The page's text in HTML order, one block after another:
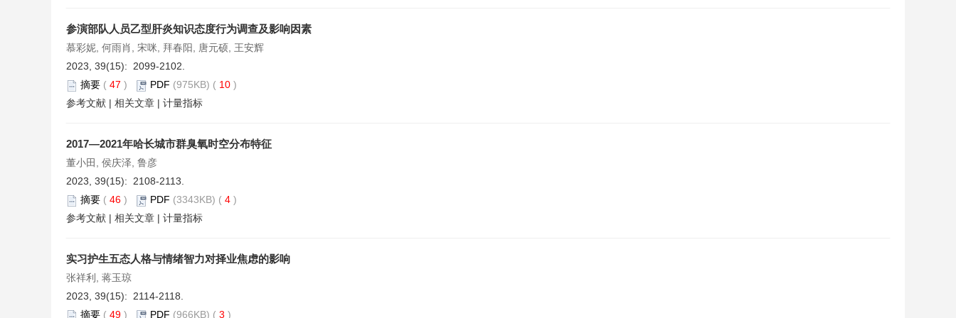
参演部队人员乙型肝炎知识态度行为调查及影响因素
慕彩妮, 何雨肖, 宋咪, 拜春阳, 唐元硕, 王安辉
2023, 39(15): 2099-2102.
摘要 ( 47 ) PDF (975KB) ( 10 )
参考文献 | 相关文章 | 计量指标
2017—2021年哈长城市群臭氧时空分布特征
董小田, 侯庆泽, 鲁彦
2023, 39(15): 2108-2113.
摘要 ( 46 ) PDF (3343KB) ( 4 )
参考文献 | 相关文章 | 计量指标
实习护生五态人格与情绪智力对择业焦虑的影响
张祥利, 蒋玉琼
2023, 39(15): 2114-2118.
摘要 ( 49 ) PDF (966KB) ( 3 )